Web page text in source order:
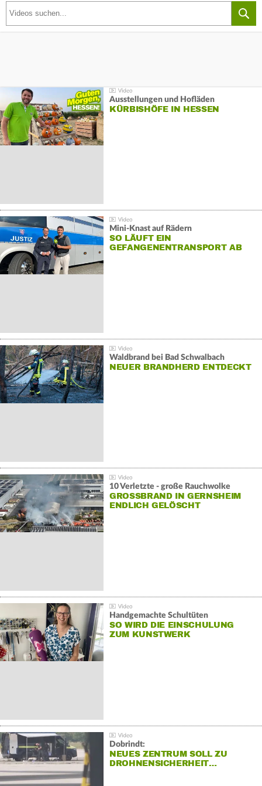
Ausstellungen und Hofläden
KÜRBISHÖFE IN HESSEN
Mini-Knast auf Rädern
SO LÄUFT EIN
GEFANGENENTRANSPORT AB
Waldbrand bei Bad Schwalbach
NEUER BRANDHERD ENTDECKT
10 Verletzte - große Rauchwolke
GROSSBRAND IN GERNSHEIM E
NDLICH GELÖSCHT
Handgemachte Schultüten
SO WIRD DIE EINSCHULUNG
ZUM KUNSTWERK
Dobrindt:
NEUES ZENTRUM SOLL ZU
DROHNENSICHERHEIT…